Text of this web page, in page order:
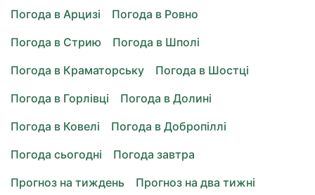
Погода в Арцизі
Погода в Ровно
Погода в Стрию
Погода в Шполі
Погода в Краматорську
Погода в Шостці
Погода в Горлівці
Погода в Долині
Погода в Ковелі
Погода в Добропіллі
Погода сьогодні
Погода завтра
Прогноз на тиждень
Прогноз на два тижні